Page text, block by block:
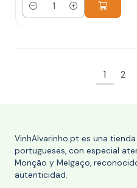
Cantidad
1 2
VinhAlvarinho.pt es una
portugueses, con especial
Monção y Melgaço,
autenticidad.